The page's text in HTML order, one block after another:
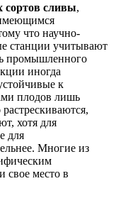
сортов сливы,
что научно-
станции учитывают
промышленного
иногда
к
плодов лишь
хотя для
для
Многие из
свое место в